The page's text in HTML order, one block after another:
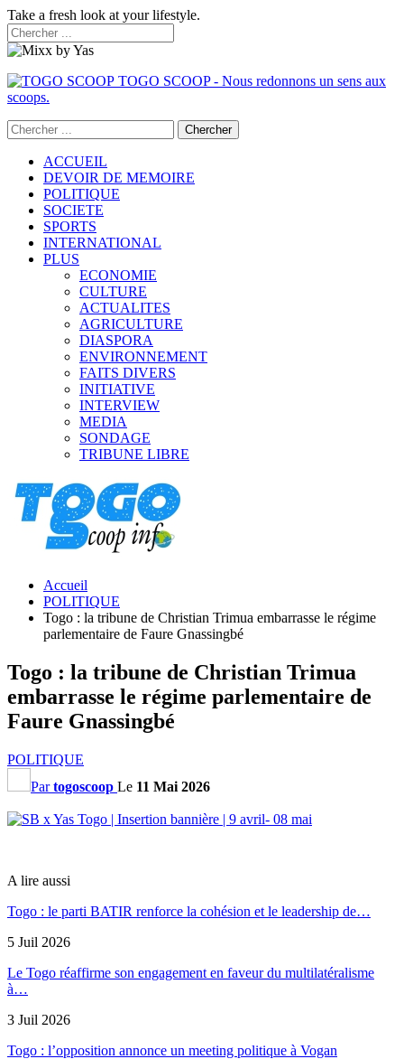
Take a fresh look at your lifestyle.
TOGO SCOOP - Nous redonnons un sens aux
scoops.
ACCUEIL
DEVOIR DE MEMOIRE
POLITIQUE
SOCIETE
SPORTS
INTERNATIONAL
PLUS
ECONOMIE
CULTURE
ACTUALITES
AGRICULTURE
DIASPORA
ENVIRONNEMENT
FAITS DIVERS
INITIATIVE
INTERVIEW
MEDIA
SONDAGE
TRIBUNE LIBRE
Accueil
POLITIQUE
Togo : la tribune de Christian Trimua embarrasse le régime
parlementaire de Faure Gnassingbé
Togo : la tribune de Christian Trimua
embarrasse le régime parlementaire de
Faure Gnassingbé
POLITIQUE
Partogoscoop Le 11 Mai 2026
A lire aussi
Togo : le parti BATIR renforce la cohésion et le leadership de…
5 Juil 2026
Le Togo réaffirme son engagement en faveur du multilatéralisme
à…
3 Juil 2026
Togo : l’opposition annonce un meeting politique à Vogan